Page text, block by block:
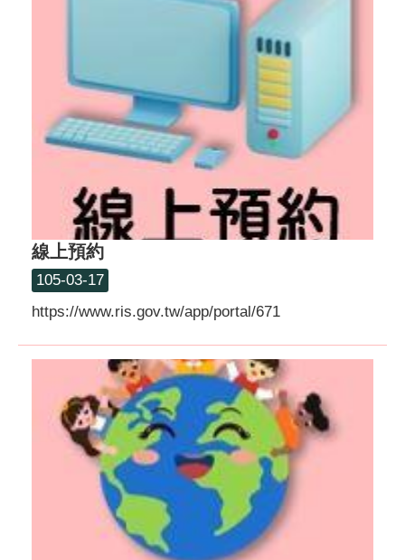
線上預約
105-03-17
https://www.ris.gov.tw/app/portal/671